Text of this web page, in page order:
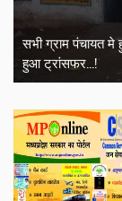
सभी ग्राम पंचायत मे
हुआ ट्रांसफर...!